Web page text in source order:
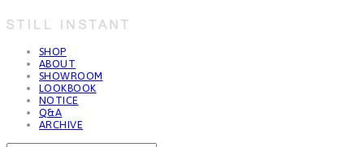
SHOP
ABOUT
SHOWROOM
LOOKBOOK
NOTICE
Q&A
ARCHIVE